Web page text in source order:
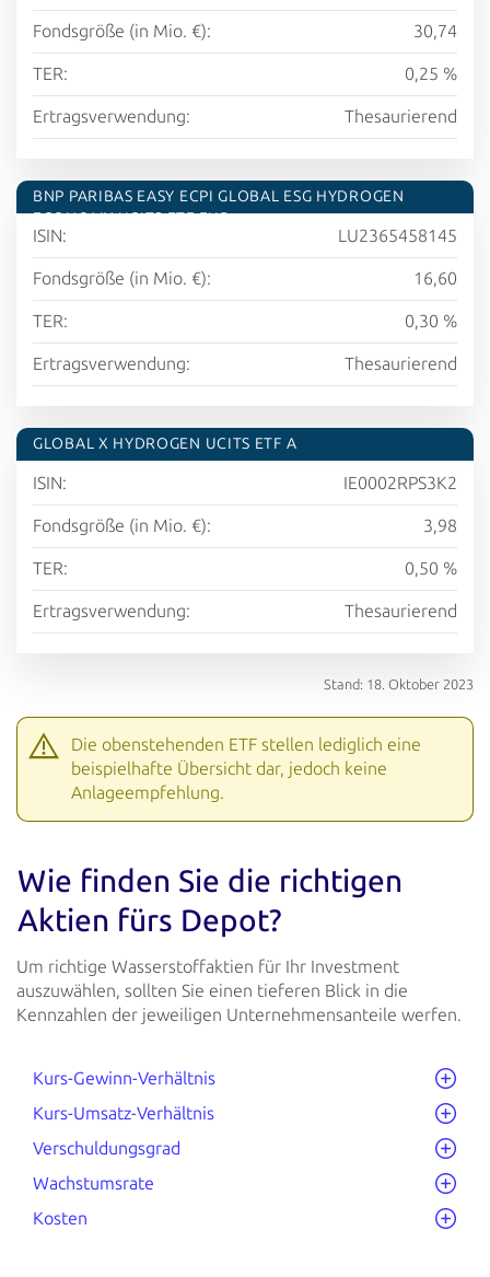
Fondsgröße (in Mio. €): 30,74
TER: 0,25 %
Ertragsverwendung: Thesaurierend
BNP PARIBAS EASY ECPI GLOBAL ESG HYDROGEN
ECONOMY UCITS ETF EUR
ISIN: LU2365458145
Fondsgröße (in Mio. €): 16,60
TER: 0,30 %
Ertragsverwendung: Thesaurierend
GLOBAL X HYDROGEN UCITS ETF A
ISIN: IE0002RPS3K2
Fondsgröße (in Mio. €): 3,98
TER: 0,50 %
Ertragsverwendung: Thesaurierend
Stand: 18. Oktober 2023
Die obenstehenden ETF stellen lediglich eine
beispielhafte Übersicht dar, jedoch keine
Anlageempfehlung.
Wie finden Sie die richtigen
Aktien fürs Depot?
Um richtige Wasserstoffaktien für Ihr Investment
auszuwählen, sollten Sie einen tieferen Blick in die
Kennzahlen der jeweiligen Unternehmensanteile werfen.
Kurs-Gewinn-Verhältnis
Kurs-Umsatz-Verhältnis
Verschuldungsgrad
Wachstumsrate
Kosten